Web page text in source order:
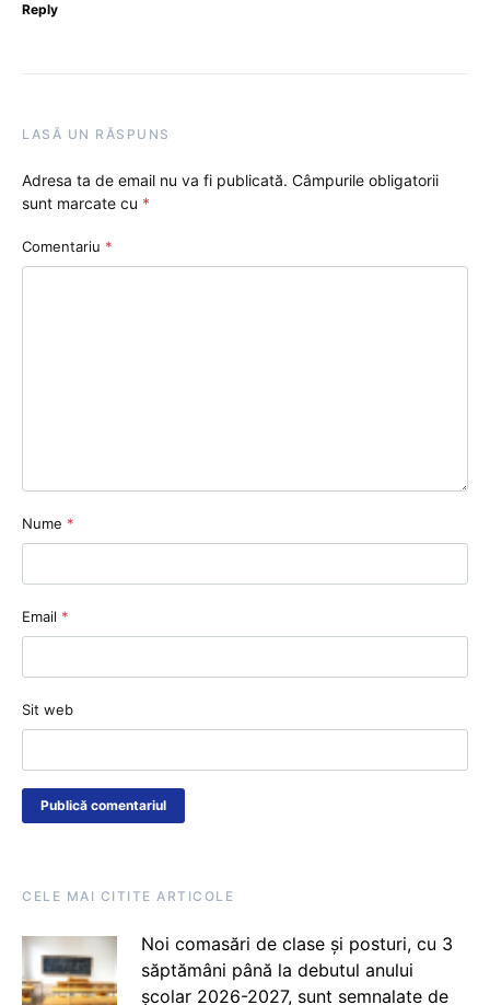
Reply
LASĂ UN RĂSPUNS
Adresa ta de email nu va fi publicată. Câmpurile obligatorii
sunt marcate cu *
Comentariu *
Nume *
Email *
Sit web
CELE MAI CITITE ARTICOLE
Noi comasări de clase și posturi, cu 3
săptămâni până la debutul anului
școlar 2026-2027, sunt semnalate de